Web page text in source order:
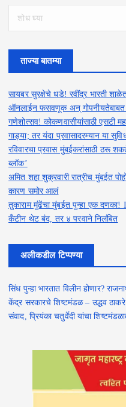
ताज्या बातम्या
सायबर सुरक्षेचे धडे! रवींद्र भारती
ऑनलाईन फसवणूक अन् गोपनीयतेबाबत
गणेशोत्सव! कोकणवासीयांसाठी एसटी
गाड्या; तर यंदा प्रवासादरम्यान या
रविवारचा प्रवास मुंबईकरांसाठी ठरू
ब्लॉक’
अमित शहा शुक्रवारी रात्रीच मुंबईत
कारण समोर आलं
तुकाराम मुंढेंचा मुंबईत पुन्हा एक
कँटीन थेट बंद, तर ४ परवाने निलंबित
अलीकडील टिप्पण्या
सिंध पुन्हा भारतात विलीन होणार?
केंद्र सरकारचे शिष्टमंडळ – उद्धव ठाकरे
संवाद, प्रियंका चतुर्वेदी यांचा